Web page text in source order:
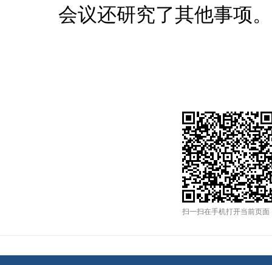
会议还研究了其他事项。
扫一扫在手机打开当前页面